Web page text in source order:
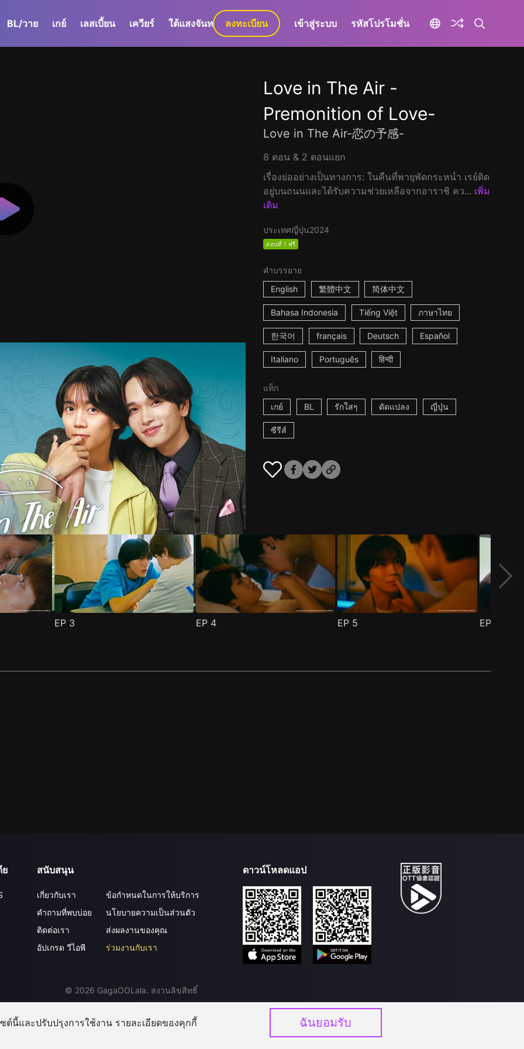
BL/วาย เกย์ เลสเบี้ยน เควียร์ ใต้แสงจันทร์ GaLa+
ลงทะเบียน เข้าสู่ระบบ รหัสโปรโมชั่น
Love in The Air -
Premonition of Love-
Love in The Air-恋の予感-
8 ตอน & 2 ตอนแยก
เรื่องย่ออย่างเป็นทางการ: ในคืนที่พายุพัดกระหน่ำ เรย์ติด
อยู่บนถนนและได้รับความช่วยเหลือจากอาราชิ คว... เพิ่ม
เติม
ประเทศญี่ปุ่น2024
ตอนที่ 1 ฟรี
คำบรรยาย
English
繁體中文 简体中文
Bahasa Indonesia Tiếng Việt ภาษาไทย
한국어 français Deutsch Español
Italiano Português हिन्दी
แท็ก
เกย์
BL รักใสๆ ดัดแปลง ญี่ปุ่น
ซีรีส์
EP 3 EP 4 EP 5 EP
ย สนับสนุน
เกี่ยวกับเรา
คำถามที่พบบ่อย
ติดต่อเรา
อัปเกรด วีไอพี
ข้อกำหนดในการให้บริการ
นโยบายความเป็นส่วนตัว
ส่งผลงานของคุณ
ร่วมงานกับเรา
ดาวน์โหลดแอป
© 2026 GagaOOLala. สงวนลิขสิทธิ์
ต์นี้และปรับปรุงการใช้งาน รายละเอียดของคุกกี้ ฉันยอมรับ